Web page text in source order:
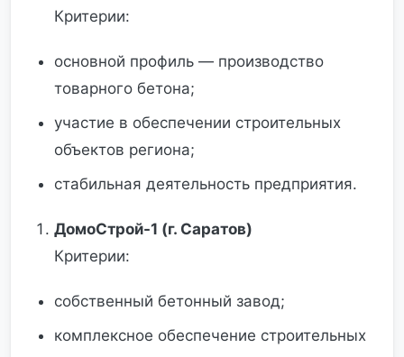
Критерии:
основной профиль — производство
товарного бетона;
участие в обеспечении строительных
объектов региона;
стабильная деятельность предприятия.
ДомоСтрой-1 (г. Саратов)
Критерии:
собственный бетонный завод;
комплексное обеспечение строительных